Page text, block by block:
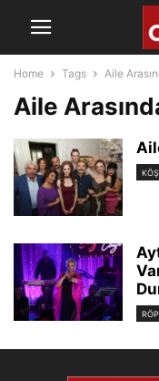
Home Tags Aile
Aile